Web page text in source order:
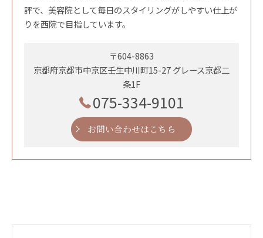
評で、美容院として毎日のスタイリングがしやすい仕上が
りを西院で目指しています。
〒604-8863
京都府京都市中京区壬生中川町15-27 グレース京都二
条1F
075-334-9101
お問い合わせはこちら